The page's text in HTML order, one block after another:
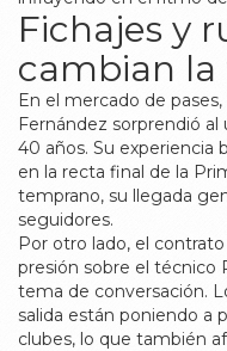
Fichajes y
cambian la
En el mercado de
Fernández sorprendió al
40 años. Su experiencia
en la recta final de la
temprano, su llegada
seguidores.
Por otro lado, el
presión sobre el técnico
tema de conversación.
salida están poniendo a
clubes, lo que también